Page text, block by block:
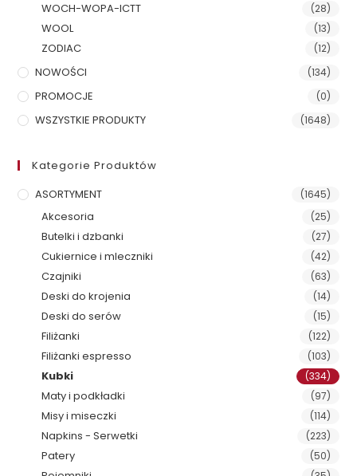
WOCH-WOPA-ICTT (28)
WOOL (13)
ZODIAC (12)
NOWOŚCI (134)
PROMOCJE (0)
WSZYSTKIE PRODUKTY (1648)
Kategorie Produktów
ASORTYMENT
(1645)
Akcesoria (25)
Butelki i dzbanki (27)
Cukiernice i mleczniki (42)
Czajniki (63)
Deski do krojenia (14)
Deski do serów (15)
Filiżanki (122)
Filiżanki espresso (103)
Kubki (334)
Maty i podkładki (97)
Misy i miseczki (114)
Napkins - Serwetki (223)
Patery (50)